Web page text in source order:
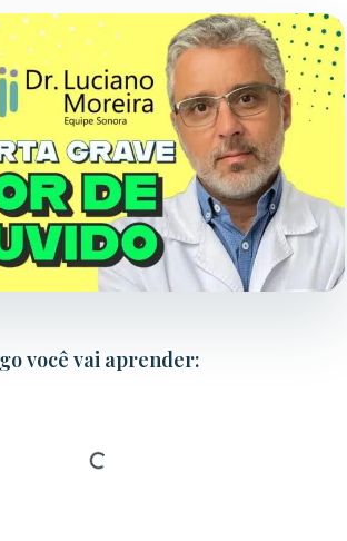
você vai aprender: